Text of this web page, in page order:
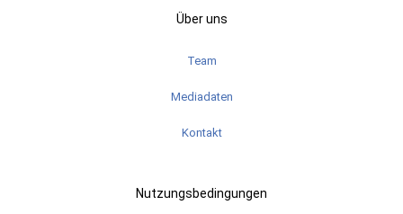
Über uns
Team
Mediadaten
Kontakt
Nutzungsbedingungen